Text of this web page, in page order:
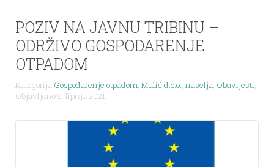
POZIV NA JAVNU TRIBINU –
ODRŽIVO GOSPODARENJE
OTPADOM
Kategorija Gospodarenje otpadom, Mulić d.o.o., naselja, Obavijesti,
Objavljeno 9. lipnja 2021.